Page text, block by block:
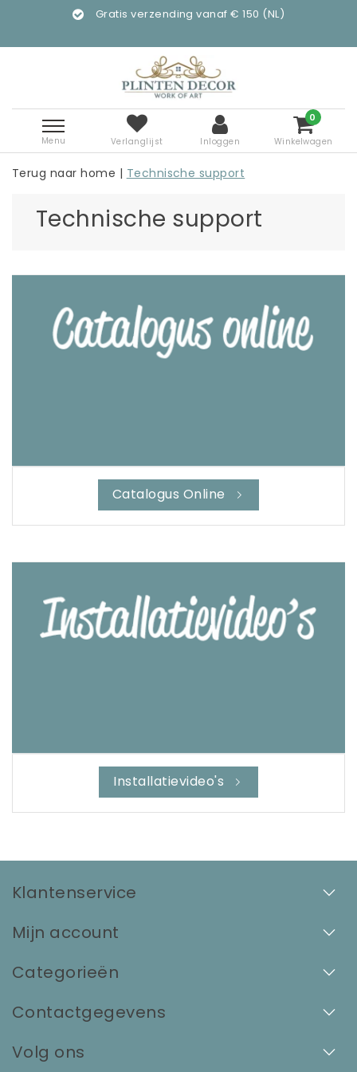
Gratis verzending vanaf € 150 (NL)
Menu Verlanglijst Inloggen
0
Winkelwagen
Terug naar home | Technische support
Technische support
Catalogus Online
Installatievideo's
Klantenservice
Mijn account
Categorieën
Contactgegevens
Volg ons